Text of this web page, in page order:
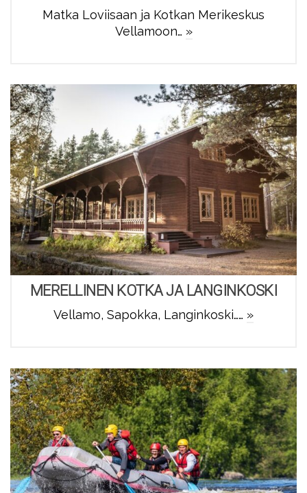
Matka Loviisaan ja Kotkan Merikeskus
Vellamoon… »
MERELLINEN KOTKA JA LANGINKOSKI
Vellamo, Sapokka, Langinkoski…… »